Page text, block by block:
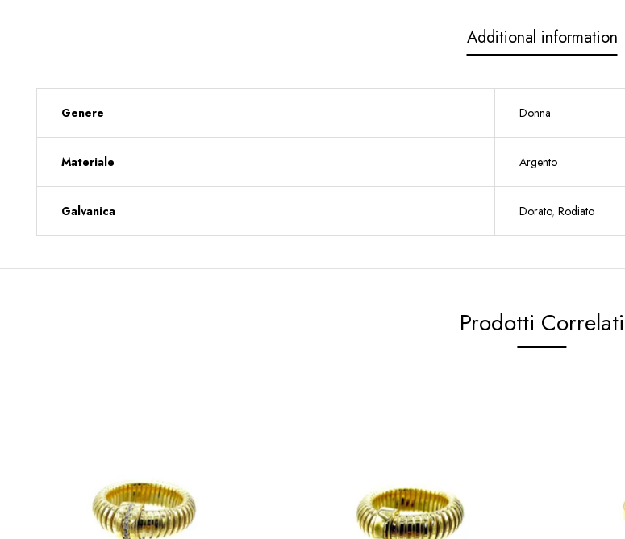
Additional information
Genere Donna
Materiale Argento
Galvanica Dorato, Rodiato
Prodotti Correlati